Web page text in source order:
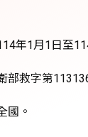
年1月1日至
部救字第
國。